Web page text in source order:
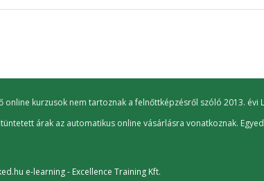
kurzusok nem tartoznak a felnőttképzésről szóló 2013. évi
árak az automatikus online vásárlásra vonatkoznak.
e-learning - Excellence Training Kft.